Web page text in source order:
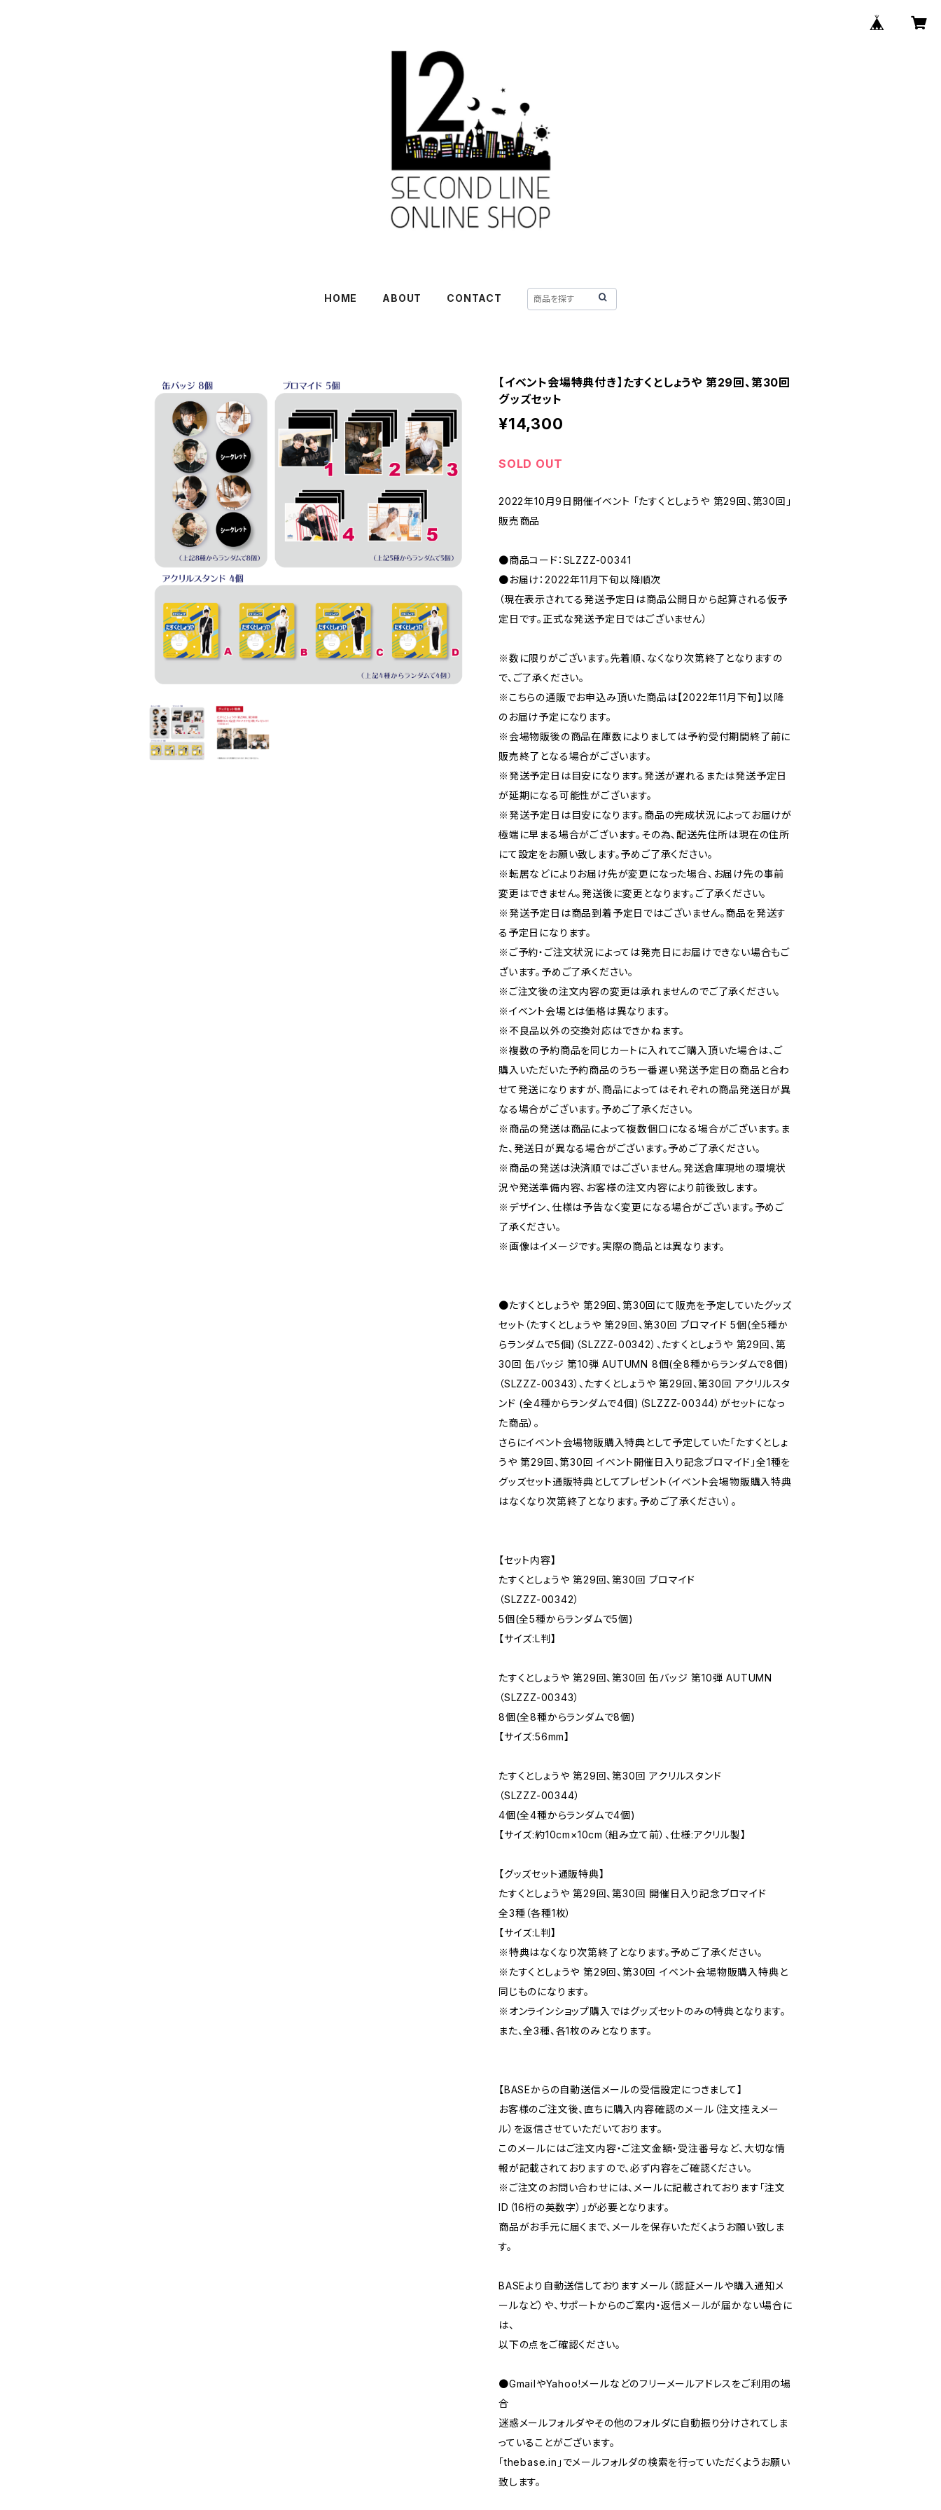
HOME ABOUT CONTACT
【イベント会場特典付き】たすくとしょうや 第29回、第30回
グッズセット
¥14,300
SOLD OUT
2022年10月9日開催イベント 「たすくとしょうや 第29回、第30回」
販売商品
●商品コード：SLZZZ-00341
●お届け：2022年11月下旬以降順次
（現在表示されてる発送予定日は商品公開日から起算される仮予
定日です。正式な発送予定日ではございません）
※数に限りがございます。先着順、なくなり次第終了となりますの
で、ご了承ください。
※こちらの通販でお申込み頂いた商品は【2022年11月下旬】以降
のお届け予定になります。
※会場物販後の商品在庫数によりましては予約受付期間終了前に
販売終了となる場合がございます。
※発送予定日は目安になります。発送が遅れるまたは発送予定日
が延期になる可能性がございます。
※発送予定日は目安になります。商品の完成状況によってお届けが
極端に早まる場合がございます。その為、配送先住所は現在の住所
にて設定をお願い致します。予めご了承ください。
※転居などによりお届け先が変更になった場合、お届け先の事前
変更はできません。発送後に変更となります。ご了承ください。
※発送予定日は商品到着予定日ではございません。商品を発送す
る予定日になります。
※ご予約・ご注文状況によっては発売日にお届けできない場合もご
ざいます。予めご了承ください。
※ご注文後の注文内容の変更は承れませんのでご了承ください。
※イベント会場とは価格は異なります。
※不良品以外の交換対応はできかねます。
※複数の予約商品を同じカートに入れてご購入頂いた場合は、ご
購入いただいた予約商品のうち一番遅い発送予定日の商品と合わ
せて発送になりますが、商品によってはそれぞれの商品発送日が異
なる場合がございます。予めご了承ください。
※商品の発送は商品によって複数個口になる場合がございます。ま
た、発送日が異なる場合がございます。予めご了承ください。
※商品の発送は決済順ではございません。発送倉庫現地の環境状
況や発送準備内容、お客様の注文内容により前後致します。
※デザイン、仕様は予告なく変更になる場合がございます。予めご
了承ください。
※画像はイメージです。実際の商品とは異なります。
●たすくとしょうや 第29回、第30回にて販売を予定していたグッズ
セット（たすくとしょうや 第29回、第30回 ブロマイド 5個(全5種か
らランダムで5個)（SLZZZ-00342）、たすくとしょうや 第29回、第
30回 缶バッジ 第10弾 AUTUMN 8個(全8種からランダムで8個)
（SLZZZ-00343）、たすくとしょうや 第29回、第30回 アクリルスタ
ンド (全4種からランダムで4個)（SLZZZ-00344）がセットになっ
た商品）。
さらにイベント会場物販購入特典として予定していた「たすくとしょ
うや 第29回、第30回 イベント開催日入り記念ブロマイド」全1種を
グッズセット通販特典としてプレゼント（イベント会場物販購入特典
はなくなり次第終了となります。予めご了承ください）。
【セット内容】
たすくとしょうや 第29回、第30回 ブロマイド
（SLZZZ-00342）
5個(全5種からランダムで5個)
【サイズ:L判】
たすくとしょうや 第29回、第30回 缶バッジ 第10弾 AUTUMN
（SLZZZ-00343）
8個(全8種からランダムで8個)
【サイズ:56mm】
たすくとしょうや 第29回、第30回 アクリルスタンド
（SLZZZ-00344）
4個(全4種からランダムで4個)
【サイズ:約10cm×10cm（組み立て前）、仕様:アクリル製】
【グッズセット通販特典】
たすくとしょうや 第29回、第30回 開催日入り記念ブロマイド
全3種（各種1枚）
【サイズ:L判】
※特典はなくなり次第終了となります。予めご了承ください。
※たすくとしょうや 第29回、第30回 イベント会場物販購入特典と
同じものになります。
※オンラインショップ購入ではグッズセットのみの特典となります。
また、全3種、各1枚のみとなります。
【BASEからの自動送信メールの受信設定につきまして】
お客様のご注文後、直ちに購入内容確認のメール（注文控えメー
ル）を返信させていただいております。
このメールにはご注文内容・ご注文金額・受注番号など、大切な情
報が記載されておりますので、必ず内容をご確認ください。
※ご注文のお問い合わせには、メールに記載されております「注文
ID（16桁の英数字）」が必要となります。
商品がお手元に届くまで、メールを保存いただくようお願い致しま
す。
BASEより自動送信しておりますメール（認証メールや購入通知メ
ールなど）や、サポートからのご案内・返信メールが届かない場合に
は、
以下の点をご確認ください。
●GmailやYahoo!メールなどのフリーメールアドレスをご利用の場
合
迷惑メールフォルダやその他のフォルダに自動振り分けされてしま
っていることがございます。
「thebase.in」でメールフォルダの検索を行っていただくようお願い
致します。